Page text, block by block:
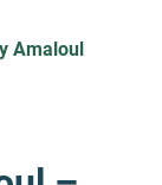
Amaloul